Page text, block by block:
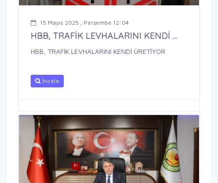
15 Mayıs 2025 , Perşembe 12:04
HBB, TRAFİK LEVHALARINI KENDİ ...
HBB, TRAFİK LEVHALARINI KENDİ ÜRETİYOR
İncele